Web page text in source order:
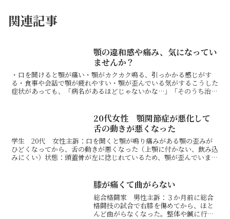
関連記事
顎の違和感や痛み、気になってい
ませんか？
・口を開けると顎が痛い・顎がカクカク鳴る、引っかかる感じがす
る・食事や会話で顎が疲れやすい・顎が歪んでいる気がするこうした
症状があっても、「病名があるほどじゃないかな…」「そのうち治る
20代女性 顎関節症が悪化して
舌の動きが悪くなった
学生 20代 女性主訴：口を開くと顎が鳴り痛みがある顎の歪みが
ひどくなってから、舌の動きが悪くなった（上顎に付かない、飲み込
みにくい）状態：頭蓋骨が左に捻じれているため、顎が歪んでいまし
膝が痛くて曲がらない
総合格闘家 男性主訴：３か月前に総合
格闘技の試合で右膝を傷めてから、ほと
んど曲がらなくなった。整体や鍼に行っ